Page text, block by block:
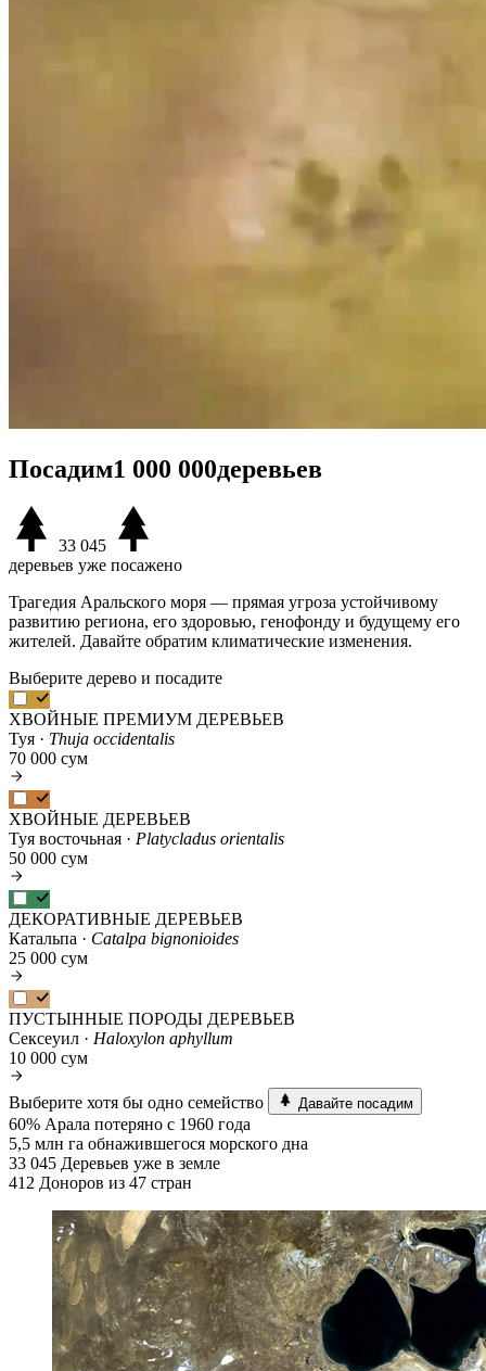
Посадим1 000 000деревьев
33 045
деревьев уже посажено
Трагедия Аральского моря — прямая угроза устойчивому
развитию региона, его здоровью, генофонду и будущему его
жителей. Давайте обратим климатические изменения.
Выберите дерево и посадите
ХВОЙНЫЕ ПРЕМИУМ ДЕРЕВЬЕВ
Туя · Thuja occidentalis
70 000 сум
ХВОЙНЫЕ ДЕРЕВЬЕВ
Туя восточьная · Platycladus orientalis
50 000 сум
ДЕКОРАТИВНЫЕ ДЕРЕВЬЕВ
Катальпа · Catalpa bignonioides
25 000 сум
ПУСТЫННЫЕ ПОРОДЫ ДЕРЕВЬЕВ
Сексеуил · Haloxylon aphyllum
10 000 сум
Выберите хотя бы одно семейство Давайте посадим
60% Арала потеряно с 1960 года
5,5 млн га обнажившегося морского дна
33 045 Деревьев уже в земле
412 Доноров из 47 стран